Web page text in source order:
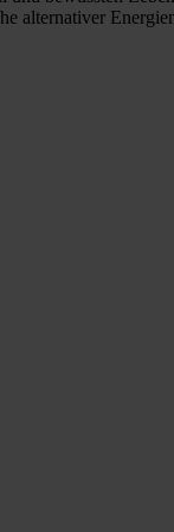
alternativer